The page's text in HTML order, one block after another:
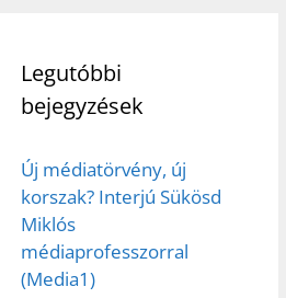
Legutóbbi
bejegyzések
Új médiatörvény, új
korszak? Interjú Sükösd
Miklós
médiaprofesszorral
(Media1)